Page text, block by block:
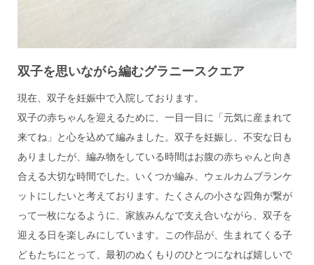
双子を思いながら編むグラニースクエア
現在、双子を妊娠中で入院しております。
双子の赤ちゃんを迎えるために、一目一目に「元気に産まれて
来てね」と心を込めて編みました。双子を妊娠し、不安な日も
ありましたが、編み物をしている時間はお腹の赤ちゃんと向き
合える大切な時間でした。いくつか編み、ウェルカムブランケ
ットにしたいと考えております。たくさんの小さな四角が繋が
って一枚になるように、家族みんなで支え合いながら、双子を
迎える日を楽しみにしています。この作品が、生まれてくる子
どもたちにとって、最初のぬくもりのひとつになれば嬉しいで